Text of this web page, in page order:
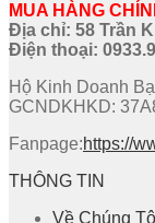
MUA HÀNG
Địa chỉ: 58 Trần
Điện thoại:
Hộ Kinh Doanh
GCNDKHKD:
Fanpage:https://
THÔNG TIN
Về Chúng